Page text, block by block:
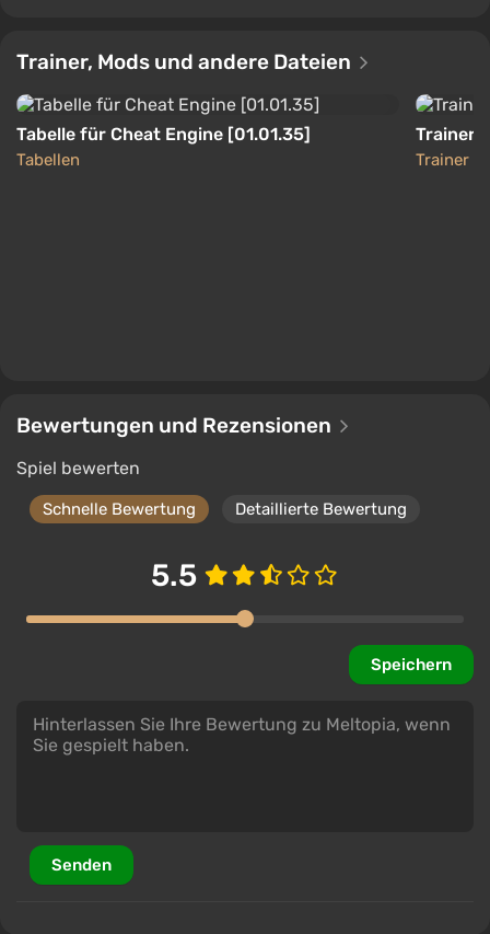
Trainer, Mods und andere Dateien
Tabelle für Cheat Engine [01.01.35]
Tabellen
Trainer
Trainer
Bewertungen und Rezensionen
Spiel bewerten
Schnelle Bewertung Detaillierte Bewertung
5.5
Speichern
Senden